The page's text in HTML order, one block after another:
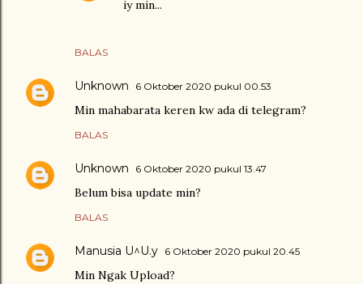
BALAS
iy min...
Unknown 6 Oktober 2020 pukul 00.53
Min mahabarata keren kw ada di telegram?
BALAS
Unknown 6 Oktober 2020 pukul 13.47
Belum bisa update min?
BALAS
Manusia U^U.y 6 Oktober 2020 pukul 20.45
Min Ngak Upload?